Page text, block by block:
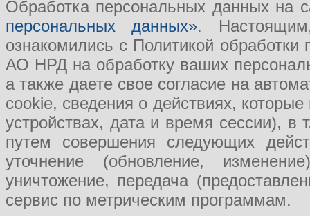
Обработка персональных данных на
персональных данных».
ознакомились с Политикой
АО НРД на обработку ваших
а также даете свое согласие на
cookie, сведения о действиях,
устройствах, дата и время сессии), в
путем совершения следующих
уточнение (обновление,
уничтожение, передача
сервис по метрическим программам.